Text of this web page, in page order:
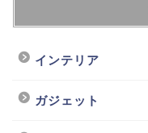
インテリア
ガジェット